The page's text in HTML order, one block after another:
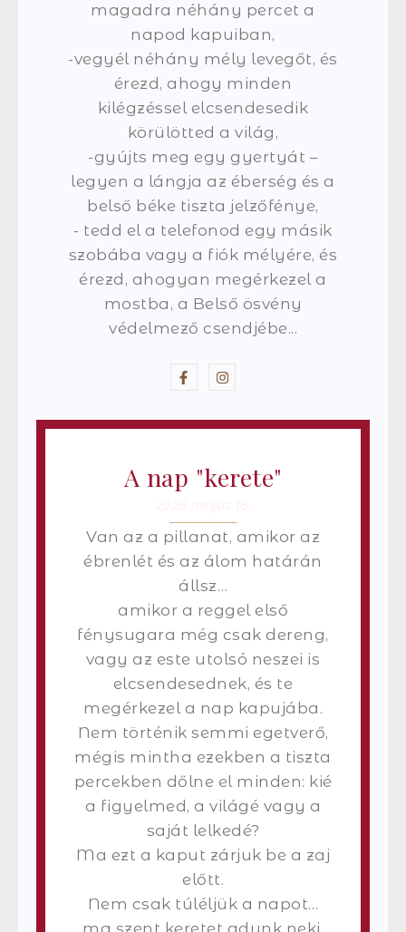
magadra néhány percet a
napod kapuiban,
-vegyél néhány mély levegőt, és
érezd, ahogy minden
kilégzéssel elcsendesedik
körülötted a világ,
-gyújts meg egy gyertyát –
legyen a lángja az éberség és a
belső béke tiszta jelzőfénye,
- tedd el a telefonod egy másik
szobába vagy a fiók mélyére, és
érezd, ahogyan megérkezel a
mostba, a Belső ösvény
védelmező csendjébe...
A nap "kerete"
Van az a pillanat, amikor az
ébrenlét és az álom határán
állsz…
amikor a reggel első
fénysugara még csak dereng,
vagy az este utolsó neszei is
elcsendesednek, és te
megérkezel a nap kapujába.
Nem történik semmi egetverő,
mégis mintha ezekben a tiszta
percekben dőlne el minden: kié
a figyelmed, a világé vagy a
saját lelkedé?
Ma ezt a kaput zárjuk be a zaj
előtt.
Nem csak túléljük a napot…
ma szent keretet adunk neki.